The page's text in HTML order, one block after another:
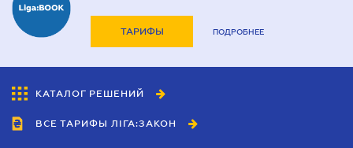
ТАРИФЫ ПОДРОБНЕЕ
КАТАЛОГ РЕШЕНИЙ
ВСЕ ТАРИФЫ ЛІГА:ЗАКОН